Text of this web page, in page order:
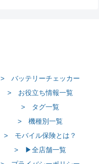
> バッテリーチェッカー
> お役立ち情報一覧
> タグ一覧
> 機種別一覧
> モバイル保険とは？
> ▶全店舗一覧